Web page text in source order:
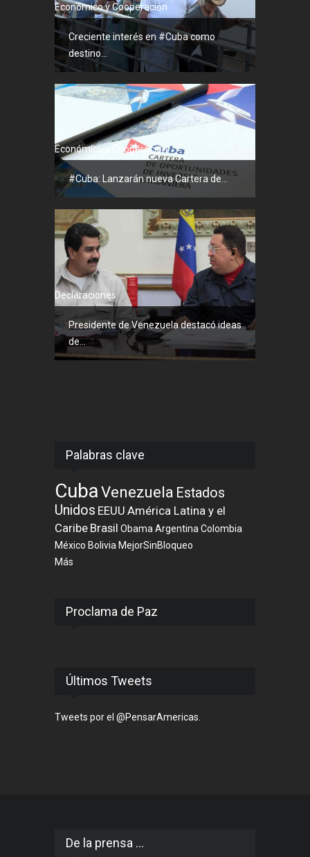
Económico y Cooperación
Creciente interés en #Cuba como
destino...
Económico y Cooperación
#Cuba: Lanzarán nueva Cartera de...
Declaraciones
Presidente de Venezuela destacó ideas
de...
Palabras clave
CubaVenezuela Estados
Unidos EEUU América Latina y el
Caribe Brasil Obama Argentina Colombia
México Bolivia MejorSinBloqueo
Más
Proclama de Paz
Últimos Tweets
Tweets por el @PensarAmericas.
De la prensa ...